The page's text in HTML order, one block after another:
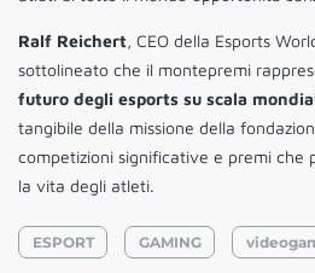
Ralf Reichert, CEO della Esports
sottolineato che il montepremi
futuro degli esports su scala
tangibile della missione della
competizioni significative e premi che
la vita degli atleti.
ESPORT GAMING